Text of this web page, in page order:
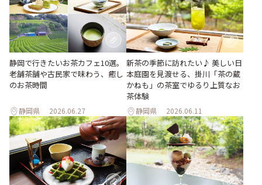
静岡で行きたいお茶カフェ10選。
老舗茶舗や古民家で味わう、癒し
のお茶時間
静岡県 2026.06.27
新茶の季節に訪れたい♪ 美しい日
本庭園を見渡せる、掛川「茶の蔵
かねも」の茶室でゆるり上質なお
茶体験
静岡県 2026.06.11